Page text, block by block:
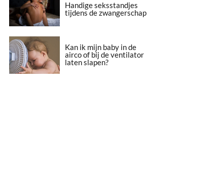
Handige seksstandjes
tijdens de zwangerschap
Kan ik mijn baby in de
airco of bij de ventilator
laten slapen?